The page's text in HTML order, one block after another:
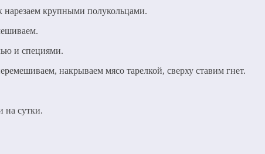
крупными полукольцами.
и специями.
накрываем мясо тарелкой, сверху ставим гнет.
на сутки.